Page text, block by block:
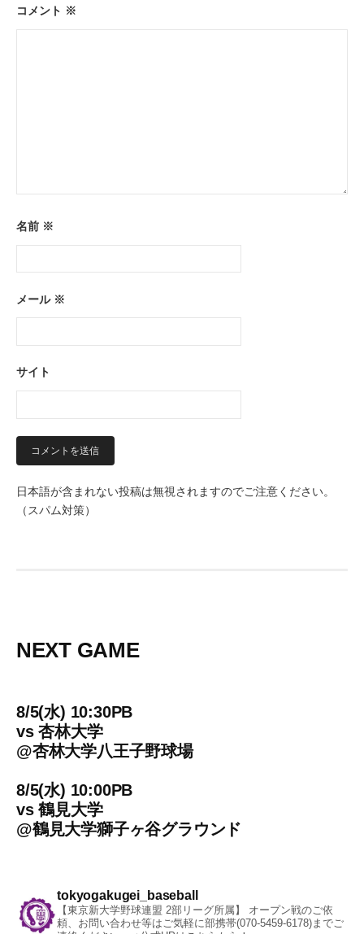
ン
コメント ※
名前 ※
メール ※
サイト
日本語が含まれない投稿は無視されますのでご注意ください。
（スパム対策）
NEXT GAME
8/5(水) 10:30PB
vs杏林大学
@杏林大学八王子野球場
8/5(水) 10:00PB
vs鶴見大学
@鶴見大学獅子ヶ谷グラウンド
tokyogakugei_baseball
【東京新大学野球連盟 2部リーグ所属】
オープン戦のご依
頼、お問い合わせ等はご気軽に部携帯(070-5459-6178)までご